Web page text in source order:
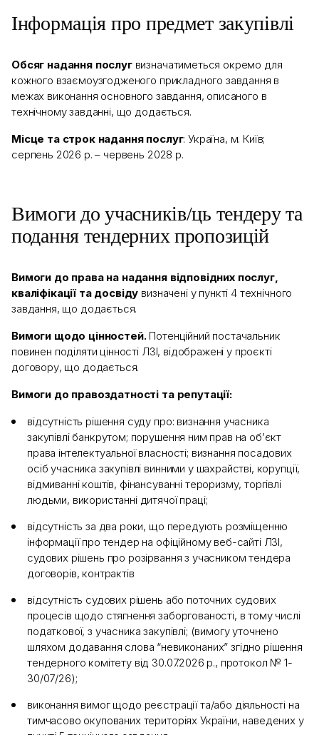
Інформація про предмет закупівлі
Обсяг надання послугвизначатиметься окремо для
кожного взаємоузгодженого прикладного завдання в
межах виконання основного завдання, описаного в
технічному завданні, що додається.
Місце та строк надання послуг: Україна, м. Київ;
серпень 2026 р. – червень 2028 р.
Вимоги до учасників/ць тендеру та
подання тендерних пропозицій
Вимоги до права на надання відповідних послуг,
кваліфікації та досвіду визначені у пункті 4 технічного
завдання, що додається.
Вимоги щодо цінностей. Потенційний постачальник
повинен поділяти цінності ЛЗІ, відображені у проєкті
договору, що додається.
Вимоги до правоздатності та репутації:
відсутність рішення суду про: визнання учасника
закупівлі банкрутом; порушення ним прав на об’єкт
права інтелектуальної власності; визнання посадових
осіб учасника закупівлі винними у шахрайстві, корупції,
відмиванні коштів, фінансуванні тероризму, торгівлі
людьми, використанні дитячої праці;
відсутність за два роки, що передують розміщенню
інформації про тендер на офіційному веб-сайті ЛЗІ,
судових рішень про розірвання з учасником тендера
договорів, контрактів
відсутність судових рішень або поточних судових
процесів щодо стягнення заборгованості, в тому числі
податкової, з учасника закупівлі; (вимогу уточнено
шляхом додавання слова “невиконаних” згідно рішення
тендерного комітету від 30.07.2026 р., протокол № 1-
30/07/26);
виконання вимог щодо реєстрації та/або діяльності на
тимчасово окупованих територіях України, наведених у